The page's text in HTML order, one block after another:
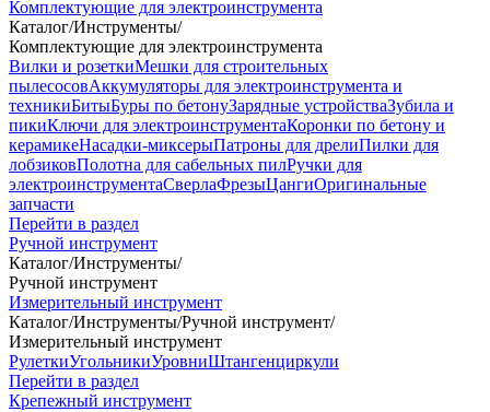
Комплектующие для электроинструмента
Каталог/Инструменты/
Комплектующие для электроинструмента
Вилки и розеткиМешки для строительных
пылесосовАккумуляторы для электроинструмента и
техникиБитыБуры по бетонуЗарядные устройстваЗубила и
пикиКлючи для электроинструментаКоронки по бетону и
керамикеНасадки-миксерыПатроны для дрелиПилки для
лобзиковПолотна для сабельных пилРучки для
электроинструментаСверлаФрезыЦангиОригинальные
запчасти
Перейти в раздел
Ручной инструмент
Каталог/Инструменты/
Ручной инструмент
Измерительный инструмент
Каталог/Инструменты/Ручной инструмент/
Измерительный инструмент
РулеткиУгольникиУровниШтангенциркули
Перейти в раздел
Крепежный инструмент